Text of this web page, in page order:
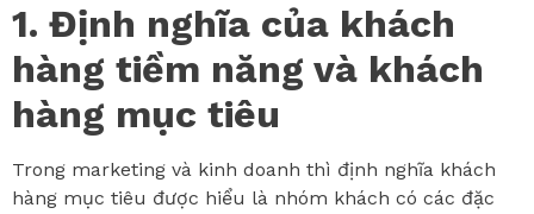
1. Định nghĩa của khách
hàng tiềm năng và khách
hàng mục tiêu
Trong marketing và kinh doanh thì định nghĩa khách
hàng mục tiêu được hiểu là nhóm khách có các đặc